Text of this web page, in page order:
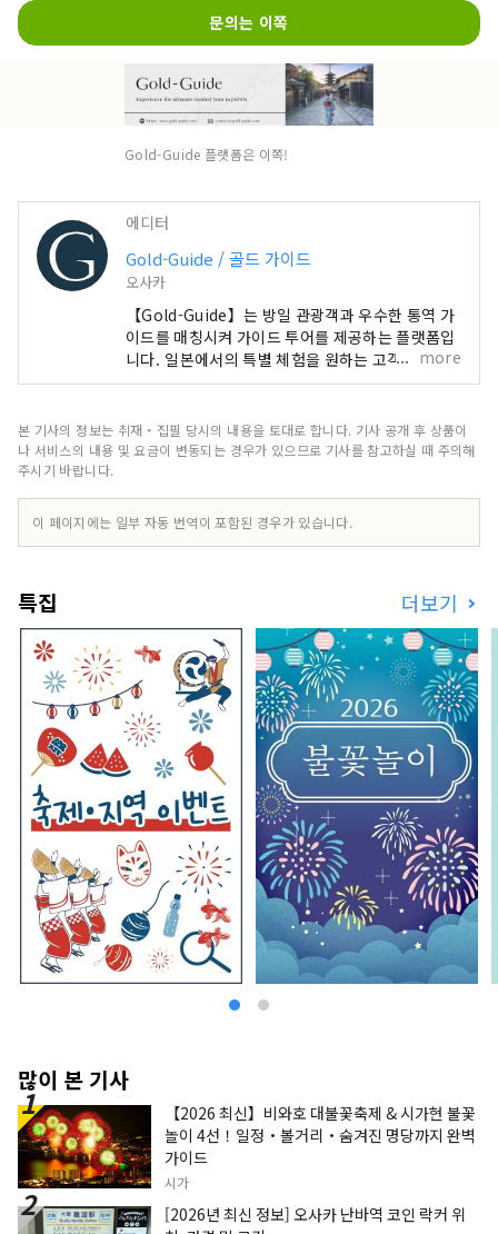
문의는 이쪽
Gold-Guide 플랫폼은 이쪽!
에디터
Gold-Guide / 골드 가이드
오사카
【Gold-Guide】는 방일 관광객과 우수한 통역 가
이드를 매칭시켜 가이드 투어를 제공하는 플랫폼입
니다. 일본에서의 특별 체험을 원하는 고객에게 추
억에 남는 가이드 투어를 제공합니다. 일본의 매력
more
본 기사의 정보는 취재・집필 당시의 내용을 토대로 합니다. 기사 공개 후 상품이
나 서비스의 내용 및 요금이 변동되는 경우가 있으므로 기사를 참고하실 때 주의해
주시기 바랍니다.
이 페이지에는 일부 자동 번역이 포함된 경우가 있습니다.
특집 더보기
많이 본 기사
【2026 최신】비와호 대불꽃축제 & 시가현 불꽃
놀이 4선！일정・볼거리・숨겨진 명당까지 완벽
가이드
시가
[2026년 최신 정보] 오사카 난바역 코인 락커 위